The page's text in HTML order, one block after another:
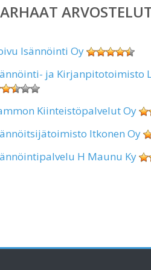
Isännöinti Oy
ja Kirjanpitotoimisto
Kiinteistöpalvelut Oy
Itkonen Oy
H Maunu Ky